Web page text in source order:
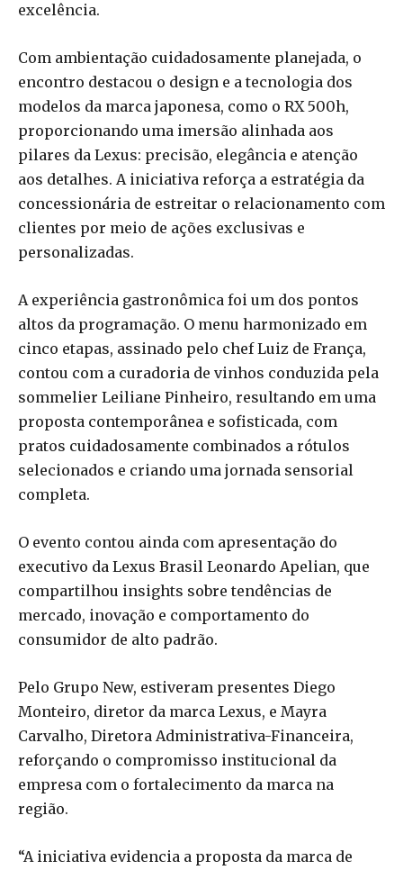
excelência.
Com ambientação cuidadosamente planejada, o
encontro destacou o design e a tecnologia dos
modelos da marca japonesa, como o RX 500h,
proporcionando uma imersão alinhada aos
pilares da Lexus: precisão, elegância e atenção
aos detalhes. A iniciativa reforça a estratégia da
concessionária de estreitar o relacionamento com
clientes por meio de ações exclusivas e
personalizadas.
A experiência gastronômica foi um dos pontos
altos da programação. O menu harmonizado em
cinco etapas, assinado pelo chef Luiz de França,
contou com a curadoria de vinhos conduzida pela
sommelier Leiliane Pinheiro, resultando em uma
proposta contemporânea e sofisticada, com
pratos cuidadosamente combinados a rótulos
selecionados e criando uma jornada sensorial
completa.
O evento contou ainda com apresentação do
executivo da Lexus Brasil Leonardo Apelian, que
compartilhou insights sobre tendências de
mercado, inovação e comportamento do
consumidor de alto padrão.
Pelo Grupo New, estiveram presentes Diego
Monteiro, diretor da marca Lexus, e Mayra
Carvalho, Diretora Administrativa-Financeira,
reforçando o compromisso institucional da
empresa com o fortalecimento da marca na
região.
“A iniciativa evidencia a proposta da marca de